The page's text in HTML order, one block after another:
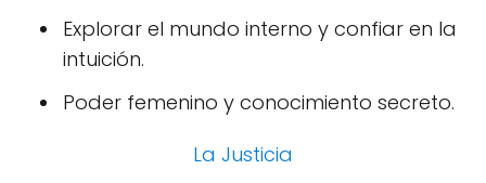
Explorar el mundo interno y confiar en la
intuición.
Poder femenino y conocimiento secreto.
La Justicia